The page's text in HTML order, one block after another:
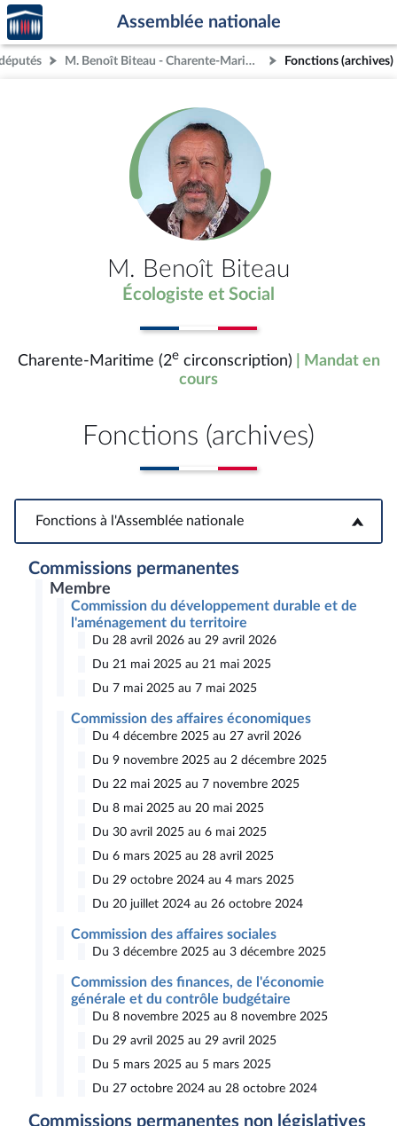
Aller au contenu
Aller en bas de la page
Accèder
à la
page
d'accueil
Assemblée nationale
M. Benoît Biteau - Charente-Maritime (2e circonscription) Fonctions (archives)
M. Benoît Biteau
Écologiste et Social
Charente-Maritime (2ecirconscription)
| Mandat en
cours
Fonctions (archives)
Fonctions à l'Assemblée nationale
Fonctions à l'Assemblée nationale
Commissions permanentes
Membre
Commission du développement durable et de
l'aménagement du territoire
Du 28 avril 2026 au 29 avril 2026
Du 21 mai 2025 au 21 mai 2025
Du 7 mai 2025 au 7 mai 2025
Commission des affaires économiques
Du 4 décembre 2025 au 27 avril 2026
Du 9 novembre 2025 au 2 décembre 2025
Du 22 mai 2025 au 7 novembre 2025
Du 8 mai 2025 au 20 mai 2025
Du 30 avril 2025 au 6 mai 2025
Du 6 mars 2025 au 28 avril 2025
Du 29 octobre 2024 au 4 mars 2025
Du 20 juillet 2024 au 26 octobre 2024
Commission des affaires sociales
Du 3 décembre 2025 au 3 décembre 2025
Commission des finances, de l'économie
générale et du contrôle budgétaire
Du 8 novembre 2025 au 8 novembre 2025
Du 29 avril 2025 au 29 avril 2025
Du 5 mars 2025 au 5 mars 2025
Du 27 octobre 2024 au 28 octobre 2024
Commissions permanentes non législatives